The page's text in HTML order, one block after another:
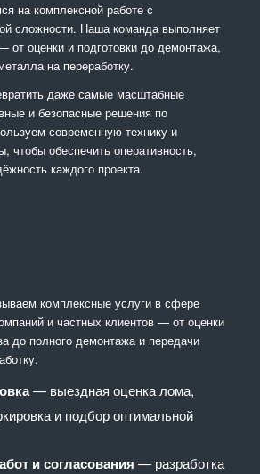
на комплексной работе с
сложности. Наша команда выполняет
от оценки и подготовки до демонтажа,
на переработку.
даже самые масштабные
и безопасные решения по
современную технику и
чтобы обеспечить оперативность,
каждого проекта.
комплексные услуги в сфере
и частных клиентов — от оценки
до полного демонтажа и передачи
— выездная оценка лома,
и подбор оптимальной
и согласования — разработка